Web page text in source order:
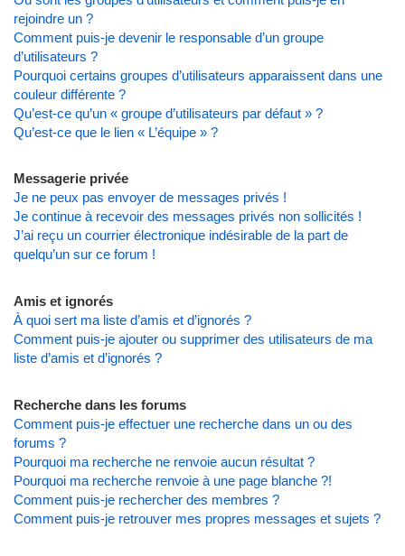
rejoindre un ?
Comment puis-je devenir le responsable d’un groupe
d’utilisateurs ?
Pourquoi certains groupes d’utilisateurs apparaissent dans une
couleur différente ?
Qu’est-ce qu’un « groupe d’utilisateurs par défaut » ?
Qu’est-ce que le lien « L’équipe » ?
Messagerie privée
Je ne peux pas envoyer de messages privés !
Je continue à recevoir des messages privés non sollicités !
J’ai reçu un courrier électronique indésirable de la part de
quelqu’un sur ce forum !
Amis et ignorés
À quoi sert ma liste d’amis et d’ignorés ?
Comment puis-je ajouter ou supprimer des utilisateurs de ma
liste d’amis et d’ignorés ?
Recherche dans les forums
Comment puis-je effectuer une recherche dans un ou des
forums ?
Pourquoi ma recherche ne renvoie aucun résultat ?
Pourquoi ma recherche renvoie à une page blanche ?!
Comment puis-je rechercher des membres ?
Comment puis-je retrouver mes propres messages et sujets ?